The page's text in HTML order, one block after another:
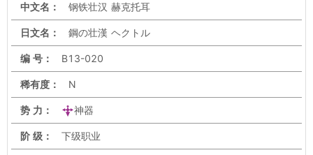
中文名： 钢铁壮汉 赫克托耳
日文名： 鋼の壮漢 ヘクトル
编 号： B13-020
稀有度： N
势 力： 神器
阶 级： 下级职业